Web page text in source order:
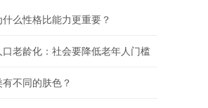
么性格比能力更重要？
口老龄化：社会要降低老年人门槛
不同的肤色？